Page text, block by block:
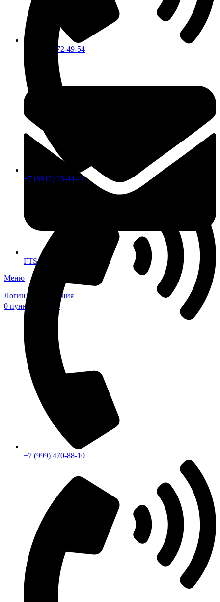
+7 (913) 672-49-54
FTS-omsk@mail.ru
Меню
Логин / Регистрация
0 пунктов ₽
+7 (3812) 23-44-41
+7 (999) 470-88-10